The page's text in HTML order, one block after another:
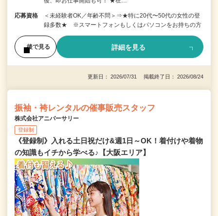
応募資格
＜未経験者OK／年齢不問＞⇒★特に20代〜50代の女性の登
録多数★ ※スマートフォンもしくはパソコンをお持ちの方
後で見る 詳細を見る
更新日： 2026/07/31 掲載終了日： 2026/08/24
振袖・袴レンタルの催事販売スタッフ
株式会社アニバーサリー
登録制
《登録制》入れる土日祝だけ&週1日～OK！着付けや着物
の知識もイチから学べる♪【大阪エリア】